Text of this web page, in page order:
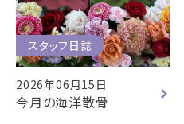
スタッフ日誌
2026年06月15日
今月の海洋散骨